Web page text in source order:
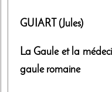
GUIART (Jules)
La Gaule et la
gaule romaine